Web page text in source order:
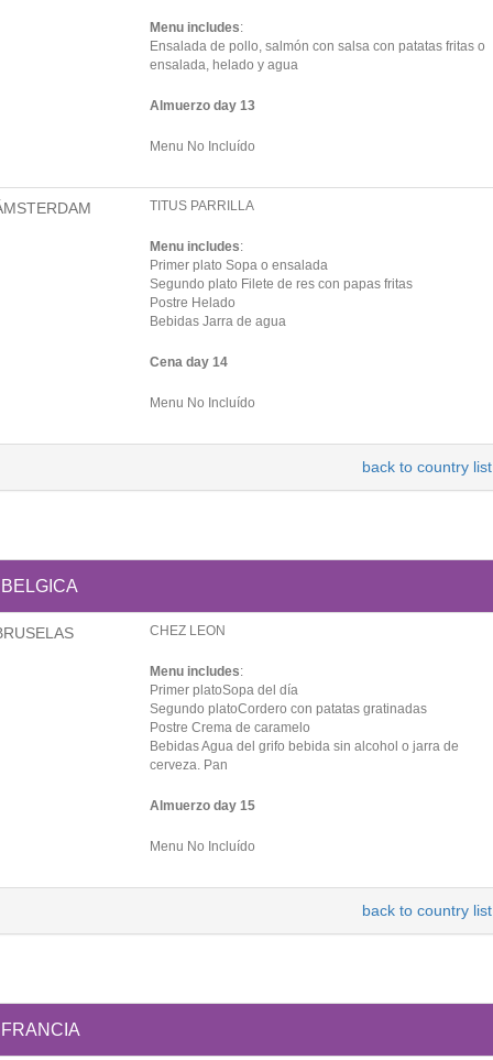
Menu includes:
Ensalada de pollo, salmón con salsa con patatas fritas o
ensalada, helado y agua
Almuerzo day 13
Menu No Incluído
TITUS PARRILLA
Menu includes:
Primer plato Sopa o ensalada
Segundo plato Filete de res con papas fritas
Postre Helado
Bebidas Jarra de agua
Cena day 14
Menu No Incluído
back to country list
BELGICA
CHEZ LEON
Menu includes:
Primer platoSopa del día
Segundo platoCordero con patatas gratinadas
Postre Crema de caramelo
Bebidas Agua del grifo bebida sin alcohol o jarra de
cerveza. Pan
Almuerzo day 15
Menu No Incluído
back to country list
FRANCIA